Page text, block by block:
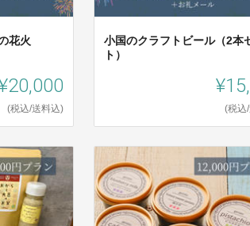
花火
(税込/送料込)
小国のクラフトビール（2本
ト）
(税込